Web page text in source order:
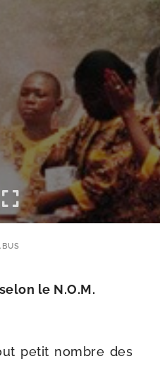
le N.O.M.
petit nombre des